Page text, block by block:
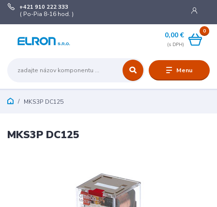
Menu
+421 910 222 333
( Po-Pia 8-16 hod. )
0
0,00 €
MKS3P DC125
MKS3P DC125